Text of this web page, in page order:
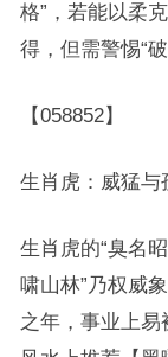
格”，若能以柔
得，但需警惕“
【058852】
生肖虎：威猛与
生肖虎的“臭名
啸山林”乃权威
之年，事业上易